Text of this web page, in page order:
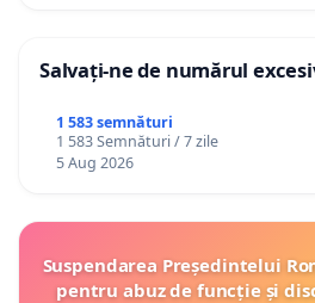
Salvați-ne de numărul
1 583 semnături
1 583 Semnături / 7 zile
5 Aug 2026
Suspendarea Președintelui
pentru abuz de funcție și